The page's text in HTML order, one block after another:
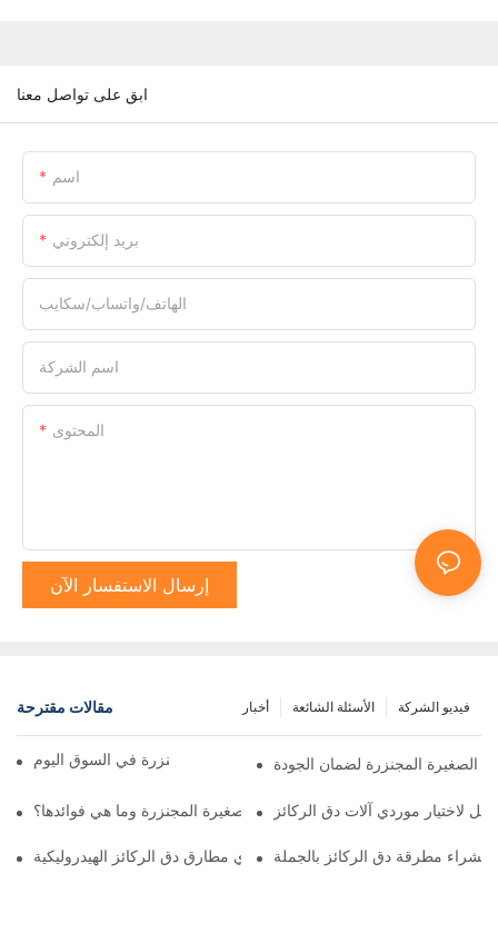
ابق على تواصل معنا
اسم
بريد إلكتروني
الهاتف/واتساب/سكايب
اسم الشركة
المحتوى
إرسال الاستفسار الآن
مقالات مقترحة فيديو الشركة الأسئلة الشائعة أخبار
أفضل شاحنات قلابة مجنزرة في السوق اليومالصغيرة المجنزرة لضمان الجودة
ما هي الشاحنة القلابة الصغيرة المجنزرة وما هي فوائدها؟
لاختيار موردي آلات دق الركائز
دليلك لفهم موردي مطارق دق الركائز الهيدروليكيةلشراء مطرقة دق الركائز بالجملة